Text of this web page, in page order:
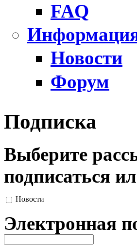
FAQ
Новости
Форум
Подписка
Выберите
подписаться
Новости
Электронная